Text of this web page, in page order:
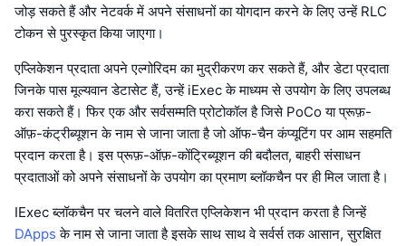
जोड़ सकते हैं और नेटवर्क में अपने संसाधनों का योगदान करने के लिए उन्हें RLC
टोकन से पुरस्कृत किया जाएगा।
एप्लिकेशन प्रदाता अपने एल्गोरिदम का मुद्रीकरण कर सकते हैं, और डेटा प्रदाता
जिनके पास मूल्यवान डेटासेट हैं, उन्हें iExec के माध्यम से उपयोग के लिए उपलब्ध
करा सकते हैं। फिर एक और सर्वसम्मति प्रोटोकॉल है जिसे PoCo या प्रूफ़-
ऑफ़-कंट्रीब्यूशन के नाम से जाना जाता है जो ऑफ-चैन कंप्यूटिंग पर आम सहमति
प्रदान करता है। इस प्रूफ़-ऑफ़-कोंट्रिब्यूशन की बदौलत, बाहरी संसाधन
प्रदाताओं को अपने संसाधनों के उपयोग का प्रमाण ब्लॉकचैन पर ही मिल जाता है।
IExec ब्लॉकचैन पर चलने वाले वितरित एप्लिकेशन भी प्रदान करता है जिन्हें
DApps के नाम से जाना जाता है इसके साथ साथ वे सर्वर्स तक आसान, सुरक्षित